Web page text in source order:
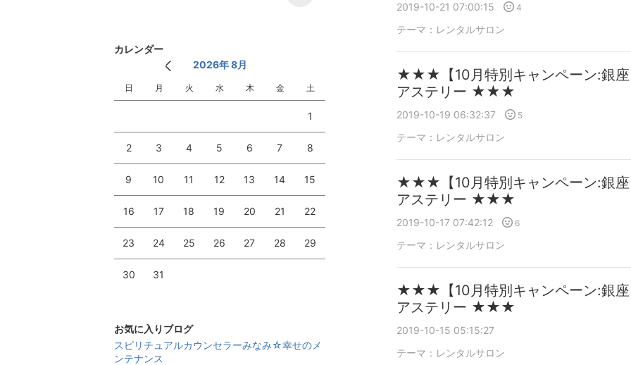
2019-10-21 07:00:15 4
テーマ： レンタルサロン
★★★【10月特別キャンペーン:銀座
アステリー ★★★
2019-10-19 06:32:37 5
テーマ： レンタルサロン
★★★【10月特別キャンペーン:銀座
アステリー ★★★
2019-10-17 07:42:12 6
テーマ： レンタルサロン
★★★【10月特別キャンペーン:銀座
アステリー ★★★
2019-10-15 05:15:27
テーマ： レンタルサロン
カレンダー
2026年 8月
日 月 火 水 木 金 土
1
2 3 4 5 6 7 8
9 10 11 12 13 14 15
16 17 18 19 20 21 22
23 24 25 26 27 28 29
30 31
お気に入りブログ
スピリチュアルカウンセラーみなみ☆幸せのメ
ンテナンス